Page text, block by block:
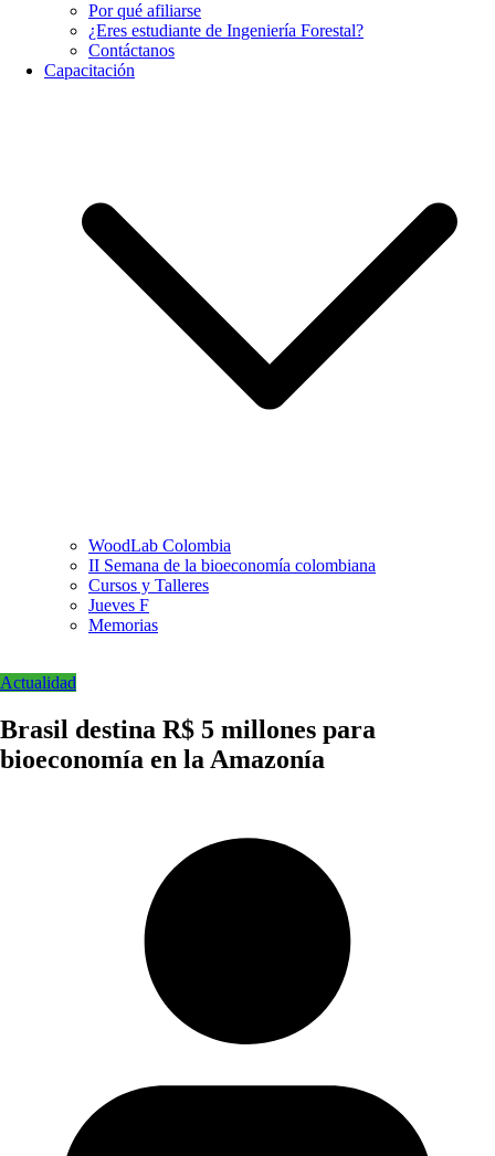
Por qué afiliarse
¿Eres estudiante de Ingeniería Forestal?
Contáctanos
Capacitación
WoodLab Colombia
II Semana de la bioeconomía colombiana
Cursos y Talleres
Jueves F
Memorias
Actualidad
Brasil destina R$ 5 millones para
bioeconomía en la Amazonía